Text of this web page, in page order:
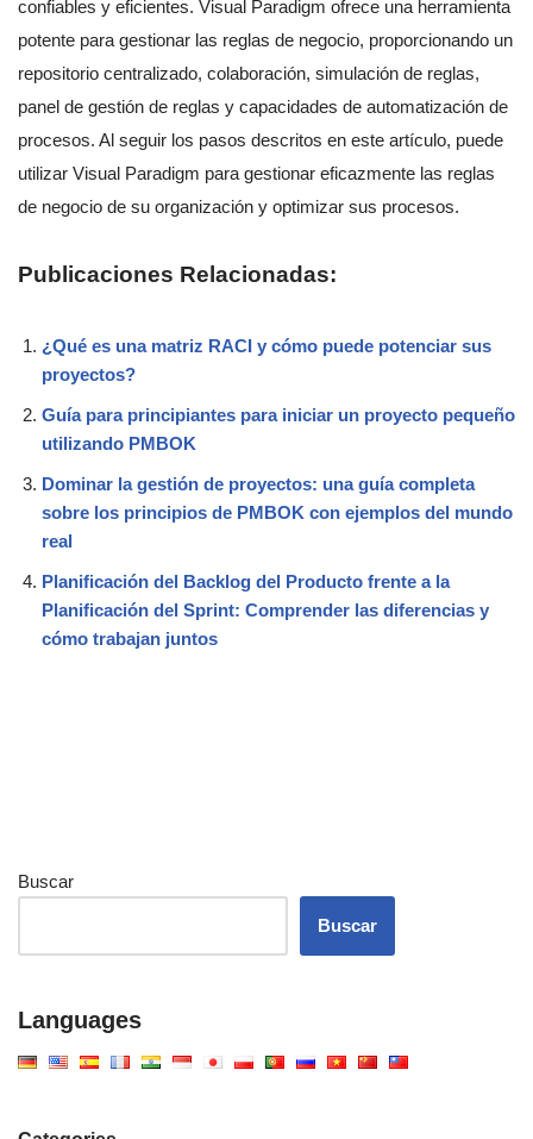
confiables y eficientes. Visual Paradigm ofrece una herramienta
potente para gestionar las reglas de negocio, proporcionando un
repositorio centralizado, colaboración, simulación de reglas,
panel de gestión de reglas y capacidades de automatización de
procesos. Al seguir los pasos descritos en este artículo, puede
utilizar Visual Paradigm para gestionar eficazmente las reglas
de negocio de su organización y optimizar sus procesos.
Publicaciones Relacionadas:
¿Qué es una matriz RACI y cómo puede potenciar sus
proyectos?
Guía para principiantes para iniciar un proyecto pequeño
utilizando PMBOK
Dominar la gestión de proyectos: una guía completa
sobre los principios de PMBOK con ejemplos del mundo
real
Planificación del Backlog del Producto frente a la
Planificación del Sprint: Comprender las diferencias y
cómo trabajan juntos
Buscar
Buscar
Languages